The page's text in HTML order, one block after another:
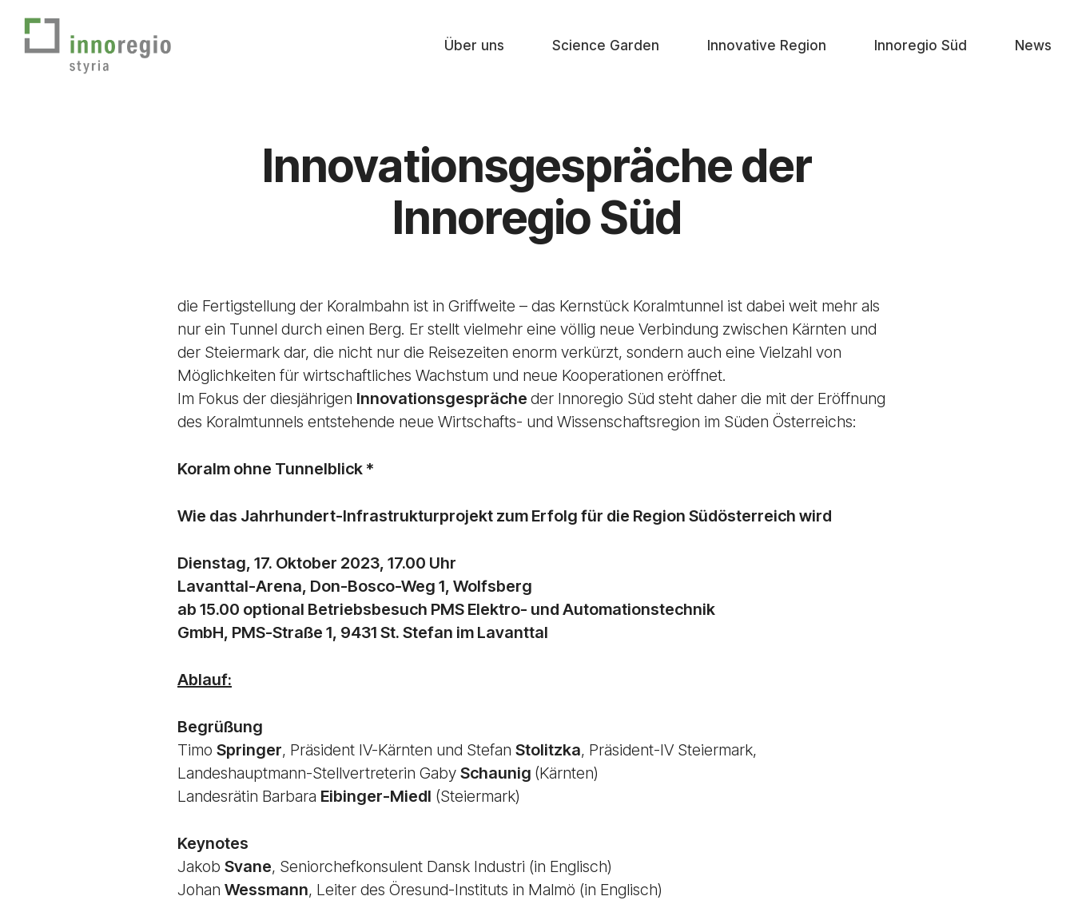
main
Über uns Science Garden Innovative Region Innoregio Süd News
Innovationsgespräche der
Innoregio Süd
die Fertigstellung der Koralmbahn ist in Griffweite – das Kernstück Koralmtunnel ist dabei weit mehr als
nur ein Tunnel durch einen Berg. Er stellt vielmehr eine völlig neue Verbindung zwischen Kärnten und
der Steiermark dar, die nicht nur die Reisezeiten enorm verkürzt, sondern auch eine Vielzahl von
Möglichkeiten für wirtschaftliches Wachstum und neue Kooperationen eröffnet.
Im Fokus der diesjährigen Innovationsgespräche der Innoregio Süd steht daher die mit der Eröffnung
des Koralmtunnels entstehende neue Wirtschafts- und Wissenschaftsregion im Süden Österreichs:
Koralm ohne Tunnelblick *
Wie das Jahrhundert-Infrastrukturprojekt zum Erfolg für die Region Südösterreich wird
Dienstag, 17. Oktober 2023, 17.00 Uhr
Lavanttal-Arena, Don-Bosco-Weg 1, Wolfsberg
ab 15.00 optional Betriebsbesuch PMS Elektro- und Automationstechnik
GmbH, PMS-Straße 1, 9431 St. Stefan im Lavanttal
Ablauf:
Begrüßung
Timo Springer, Präsident IV-Kärnten und Stefan Stolitzka, Präsident-IV Steiermark,
Landeshauptmann-Stellvertreterin Gaby Schaunig (Kärnten)
Landesrätin Barbara Eibinger-Miedl (Steiermark)
Keynotes
Jakob Svane, Seniorchefkonsulent Dansk Industri (in Englisch)
Johan Wessmann, Leiter des Öresund-Instituts in Malmö (in Englisch)